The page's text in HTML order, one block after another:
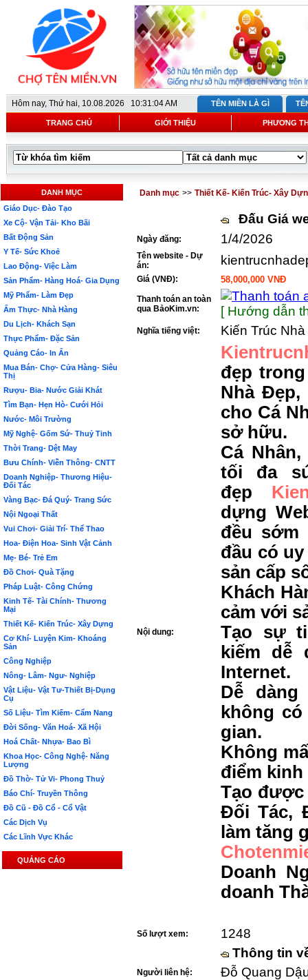
Hôm nay, Thứ hai, 10.08.2026 10:31:04 AM TÊN MIỀN LÀ GÌ
TRANG CHỦ GIỚI THIỆU PHƯƠNG
DANH MỤC
Giáo Dục- Đào Tạo
Xe Cộ- Vận Tải- Kho Bãi
Bất Động Sản
Y Tế- Sức Khoẻ
Lao Động- Việc Làm
Sản Phẩm- Hàng Hoá- Gia Dụng
Mỹ Phẩm- Làm Đẹp
Ẩm Thực- Nhà Hàng
Du Lịch- Khách Sạn
Thực Phẩm- Đặc Sản
Quảng Cáo- In Ấn
Mua Bán- Chợ- Cửa Hàng- Siêu
Thị
Rượu- Bia- Nước Giải Khát
Tìm Bạn- Hẹn Hò- Cưới Hỏi
Nước- Môi Trường
Mỹ Nghệ- Gốm Sứ- Thuỷ Tinh
Thời Trang- Dệt May
Bưu Chính- Viễn Thông- CNTT
Doanh Nghiệp- Thương Hiệu-
Đối Tác
Vàng Bạc- Đá Quý- Trang Sức
Nội Ngoại Thất
Vui Chơi- Giải Trí- Thể Thao
Hoa- Điện Hoa- Sinh Vật Cảnh
Mẹ- Bé- Trẻ Em
Đồ Chơi- Quà Tặng
Pháp Luật- Công Chứng
Kinh Tế- Tài Chính- Thương
Mại
Thiết Kế- Kiến Trúc- Xây Dựng
Cơ Khí- Luyện Kim- Khoáng
Sản
Công Nghiệp
Nông- Lâm- Ngư- Nghiệp
Vật Liệu- Vật Tư-Thiết Bị-Dụng
Cụ
Số Liệu- Tìm Kiếm- Cẩm Nang
Đời Sống- Văn Hoá- Xã Hội
Hoá Chất- Nhựa- Bao Bì
Khoa Học- Công Nghệ- Năng
Lượng
Đồ Thờ- Tử Vi- Phong Thuỷ
Báo Chí- Truyền Thông
Đồ Cũ - Đồ Cổ - Cổ Vật
Các Dịch Vụ
Các Lĩnh Vực Khác
QUẢNG CÁO
Danh mục >> Thiết Kế- Kiến Trúc- Xây
Đấu Giá
Ngày đăng: 1/4/2026
Tên website - Dự
án:
Giá (VNĐ): 58,000,000 VNĐ
Thanh toán an toàn
qua BảoKim.vn:
[ Hướng dẫn
Nghĩa tiếng việt: Kiến Trúc
Nội dung:
đẹp
Nhà
cho Cá
sở hữu.
Cá
tối đa
đẹp
dựng
đều sớm
đầu có
sản cấp
Khách
cảm với
Tạo sự
kiếm dễ
Internet.
Dễ
không
gian.
Không
điểm kinh
Tạo được
Đối Tác,
làm tăng
Doanh
doanh
Số lượt xem:
1248
Thông tin
Người liên hệ: Đỗ Quang